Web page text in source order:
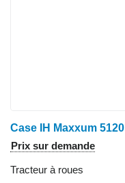
Case IH Maxxum 5120
Prix sur demande
Tracteur à roues